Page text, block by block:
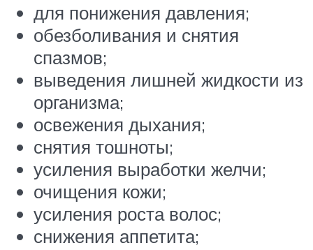
для понижения давления;
обезболивания и снятия
спазмов;
выведения лишней жидкости из
организма;
освежения дыхания;
снятия тошноты;
усиления выработки желчи;
очищения кожи;
усиления роста волос;
снижения аппетита;